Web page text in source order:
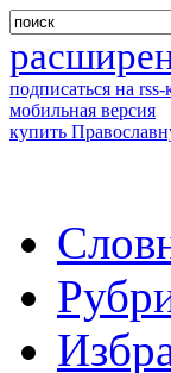
подписаться на rss-
мобильная версия
купить